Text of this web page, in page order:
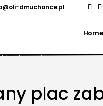
dmuchance.pl
Home
wodne, dmuchane place zabaw, tory
plac